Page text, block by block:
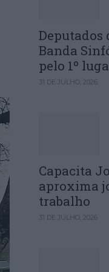
Deputados
Banda
pelo 1º
31 DE JULHO, 2026
Capacita
aproxima
trabalho
31 DE JULHO, 2026